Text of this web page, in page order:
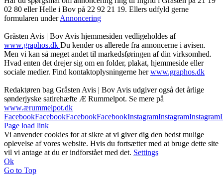
02 80 ‬eller Helle i Bov på 22 92 21 19‬. Ellers udfyld gerne
formularen underAnnoncering
Gråsten Avis | Bov Avis hjemmesiden vedligeholdes af
www.graphos.dk Du kender os allerede fra annoncerne i avisen.
Men vi kan så meget andet til markedsføringen af din virksomhed.
Hvad enten det drejer sig om en folder, plakat, hjemmeside eller
sociale medier. Find kontaktoplysningerne herwww.graphos.dk
Redaktøren bag Gråsten Avis | Bov Avis udgiver også det årlige
sønderjyske satirehæfte Æ Rummelpot. Se mere på
www.ærummelpot.dk
FacebookFacebookFacebookFacebookInstagramInstagramInstagram
Page load link
Vi anvender cookies for at sikre at vi giver dig den bedst mulige
oplevelse af vores website. Hvis du fortsætter med at bruge dette site
vil vi antage at du er indforstået med det. Settings
Ok
Go to Top